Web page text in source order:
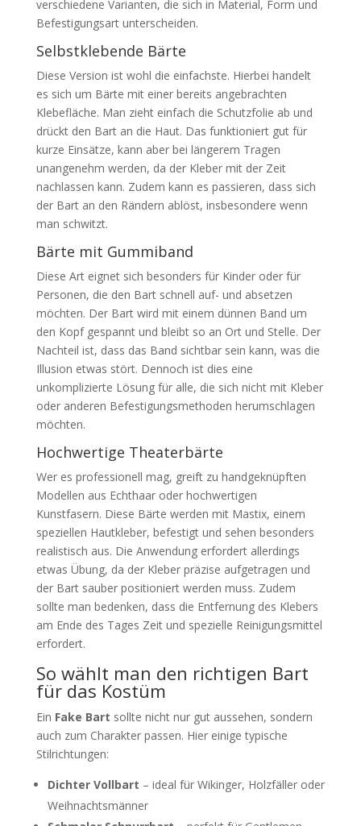
verschiedene Varianten, die sich in Material, Form und
Befestigungsart unterscheiden.
Selbstklebende Bärte
Diese Version ist wohl die einfachste. Hierbei handelt
es sich um Bärte mit einer bereits angebrachten
Klebefläche. Man zieht einfach die Schutzfolie ab und
drückt den Bart an die Haut. Das funktioniert gut für
kurze Einsätze, kann aber bei längerem Tragen
unangenehm werden, da der Kleber mit der Zeit
nachlassen kann. Zudem kann es passieren, dass sich
der Bart an den Rändern ablöst, insbesondere wenn
man schwitzt.
Bärte mit Gummiband
Diese Art eignet sich besonders für Kinder oder für
Personen, die den Bart schnell auf- und absetzen
möchten. Der Bart wird mit einem dünnen Band um
den Kopf gespannt und bleibt so an Ort und Stelle. Der
Nachteil ist, dass das Band sichtbar sein kann, was die
Illusion etwas stört. Dennoch ist dies eine
unkomplizierte Lösung für alle, die sich nicht mit Kleber
oder anderen Befestigungsmethoden herumschlagen
möchten.
Hochwertige Theaterbärte
Wer es professionell mag, greift zu handgeknüpften
Modellen aus Echthaar oder hochwertigen
Kunstfasern. Diese Bärte werden mit Mastix, einem
speziellen Hautkleber, befestigt und sehen besonders
realistisch aus. Die Anwendung erfordert allerdings
etwas Übung, da der Kleber präzise aufgetragen und
der Bart sauber positioniert werden muss. Zudem
sollte man bedenken, dass die Entfernung des Klebers
am Ende des Tages Zeit und spezielle Reinigungsmittel
erfordert.
So wählt man den richtigen Bart
für das Kostüm
Ein Fake Bart sollte nicht nur gut aussehen, sondern
auch zum Charakter passen. Hier einige typische
Stilrichtungen:
Dichter Vollbart – ideal für Wikinger, Holzfäller oder
Weihnachtsmänner